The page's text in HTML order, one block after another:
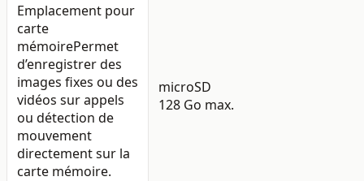
Emplacement pour
carte
mémoirePermet
d’enregistrer des
images fixes ou des
vidéos sur appels
ou détection de
mouvement
directement sur la
carte mémoire.
microSD
128 Go max.